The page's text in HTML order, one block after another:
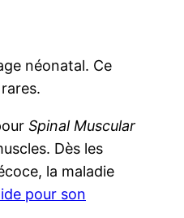
néonatal. Ce
Spinal Muscular
Dès les
la maladie
pour son